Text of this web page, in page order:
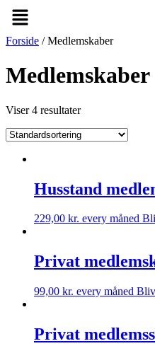
Menu
Forside / Medlemskaber
Medlemskaber
Viser 4 resultater
Husstand
229,00 kr. every måned
Privat
99,00 kr. every måned
Privat